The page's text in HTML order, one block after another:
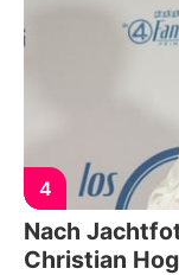
4
Nach
Christian